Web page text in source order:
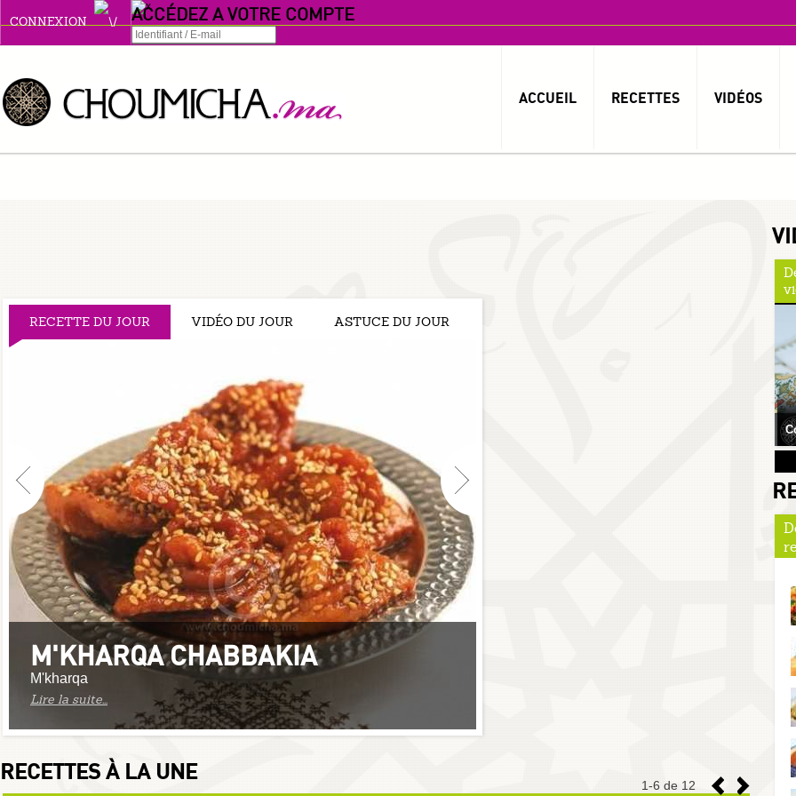
CONNEXION ACCÉDEZ A VOTRE COMPTE
Se souvenir de moi
ACCUEIL RECETTES VIDÉOS
M'KHARQA CHABBAKIA
M'kharqa
Lire la suite...
POULET M'QALLI AUX
RECETTE DU JOUR VIDÉO DU JOUR ASTUCE DU JOUR
1-6 de 12
RECETTES À LA UNE